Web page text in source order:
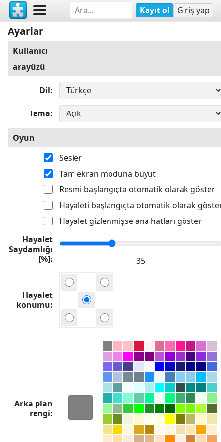
Kayıt ol Giriş yap
Ayarlar
Kullanıcı
arayüzü
Dil
Tema
Oyun
Sesler
Tam ekran moduna büyüt
Resmi başlangıçta otomatik olarak göster
Hayaleti başlangıçta otomatik olarak
Hayalet gizlenmişse ana hatları göster
Hayalet
Saydamlığı
[%]
Hayalet
konumu
Arka plan
rengi